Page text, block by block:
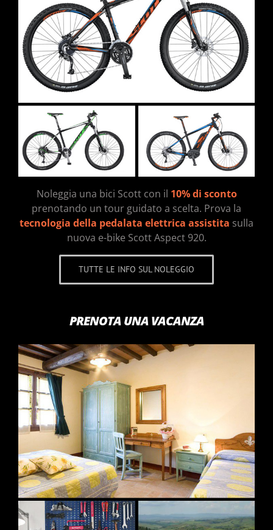
Noleggia una bici Scott con il 10% di sconto
prenotando un tour guidato a scelta. Prova la
tecnologia della pedalata elettrica assistita sulla
nuova e-bike Scott Aspect 920.
TUTTE LE INFO SUL NOLEGGIO
PRENOTA UNA VACANZA